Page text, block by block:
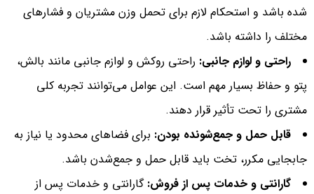
شده باشد و استحکام لازم برای تحمل وزن مشتریان و فشارهای
مختلف را داشته باشد.
راحتی و لوازم جانبی: راحتی روکش و لوازم جانبی مانند بالش،
پتو و حفاظ بسیار مهم است. این عوامل می‌توانند تجربه کلی
مشتری را تحت تأثیر قرار دهند.
قابل حمل و جمع‌شونده بودن: برای فضاهای محدود یا نیاز به
جابجایی مکرر، تخت باید قابل حمل و جمع‌شدن باشد.
گارانتی و خدمات پس از فروش: گارانتی و خدمات پس از